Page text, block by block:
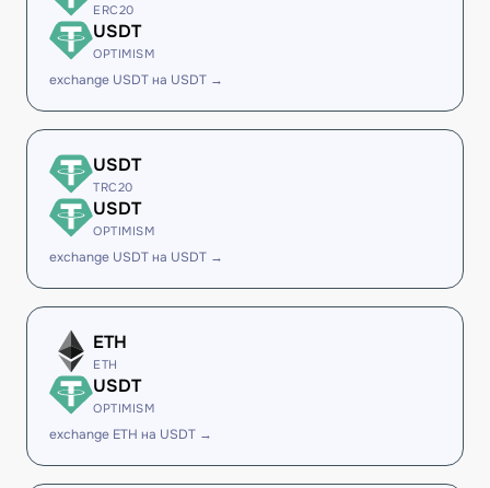
ERC20
USDT
OPTIMISM
exchange USDT на USDT →
USDT
TRC20
USDT
OPTIMISM
exchange USDT на USDT →
ETH
ETH
USDT
OPTIMISM
exchange ETH на USDT →